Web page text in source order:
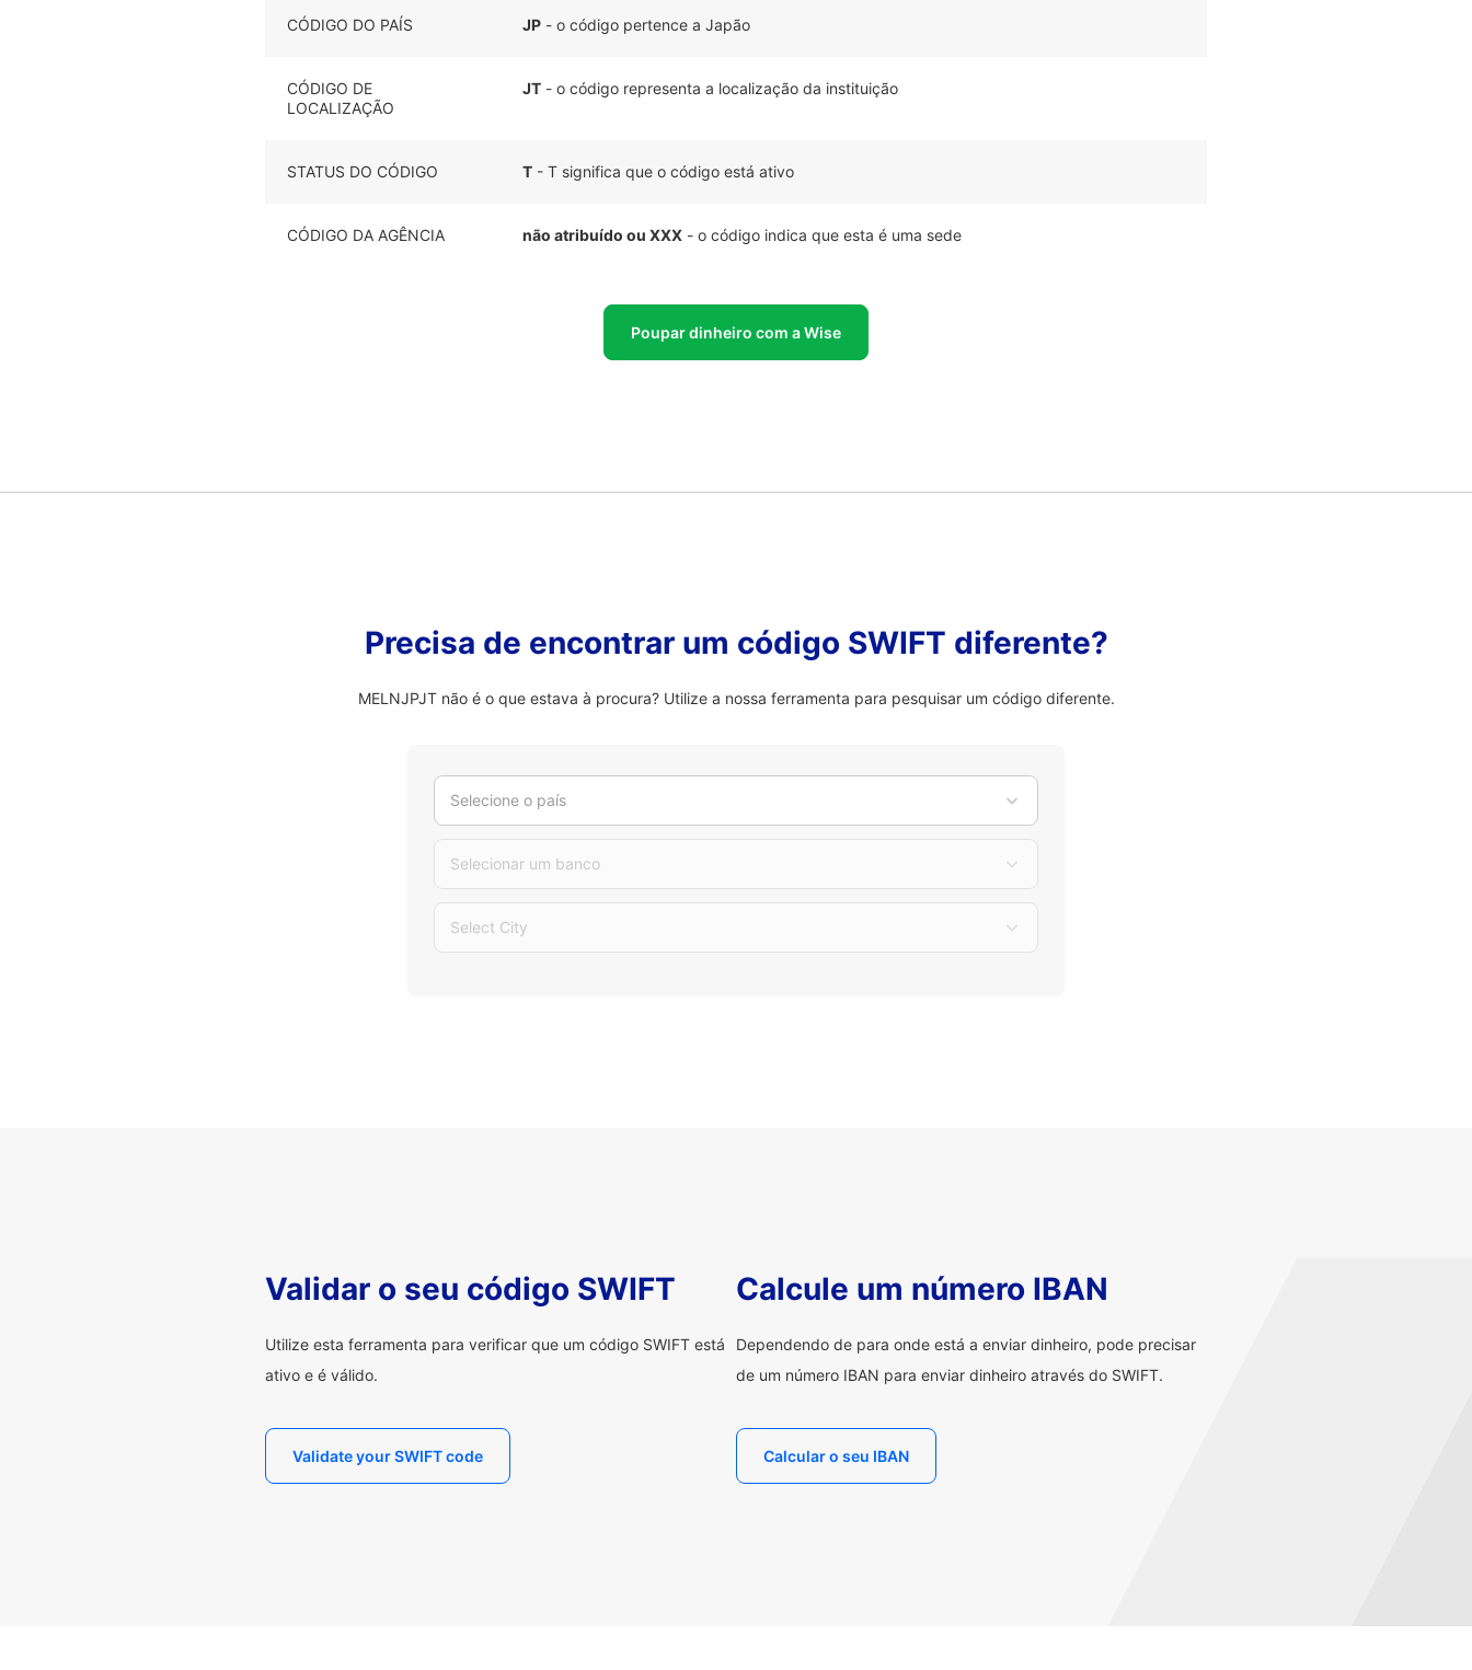
CÓDIGO DO PAÍS JP - o código pertence a Japão
CÓDIGO DE
LOCALIZAÇÃO
JT - o código representa a localização da instituição
STATUS DO CÓDIGO T - T significa que o código está ativo
CÓDIGO DA AGÊNCIA não atribuído ou XXX - o código indica que esta é uma sede
Poupar dinheiro com a Wise
Precisa de encontrar um código SWIFT diferente?
MELNJPJT não é o que estava à procura? Utilize a nossa ferramenta para pesquisar um código diferente.
Selecione o país
Selecionar um banco
Select City
Validar o seu código SWIFT
Utilize esta ferramenta para verificar que um código SWIFT está
ativo e é válido.
Validate your SWIFT code
Calcule um número IBAN
Dependendo de para onde está a enviar dinheiro, pode precisar
de um número IBAN para enviar dinheiro através do SWIFT.
Calcular o seu IBAN